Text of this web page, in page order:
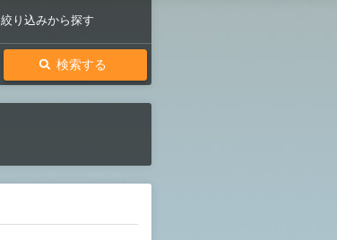
絞り込みから探す
検索する